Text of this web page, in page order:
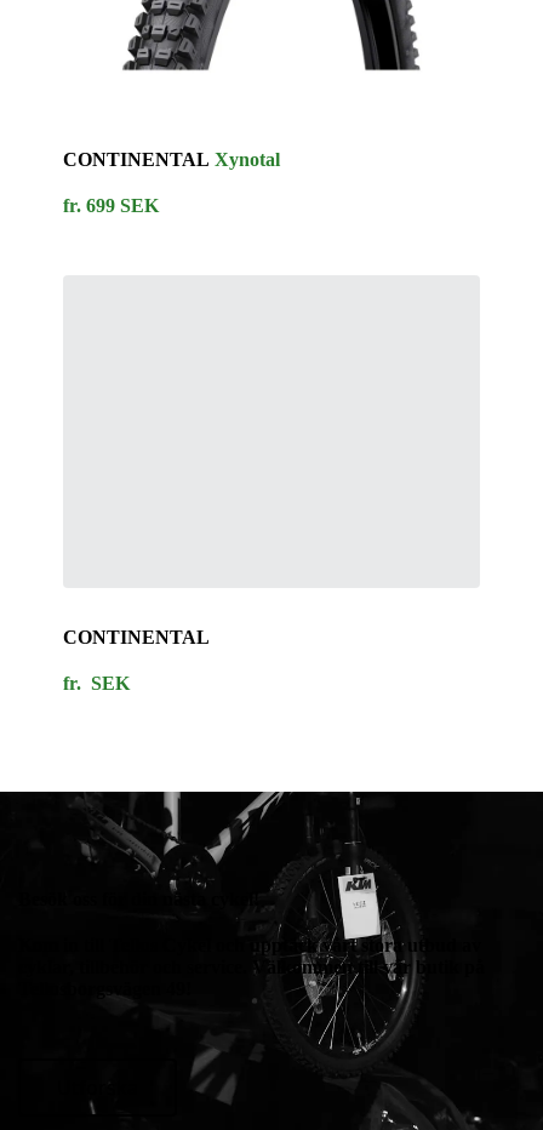
CONTINENTALXynotal
fr. 699 SEK
CONTINENTAL
fr. SEK
Kom in till Tellus Cykel och upptäck vårt stora utbud av
cyklar, tillbehör och service. Välkommen till vår butik på